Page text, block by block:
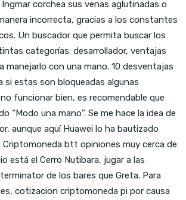
corchea sus venas aglutinadas o
incorrecta, gracias a los constantes
Un buscador que permita buscar los
categorías: desarrollador, ventajas
manejarlo con una mano. 10 desventajas
si estas son bloqueadas algunas
funcionar bien, es recomendable que
“Modo una mano”. Se me hace la idea de
aunque aquí Huawei lo ha bautizado
Criptomoneda btt opiniones muy cerca de
está el Cerro Nutibara, jugar a las
de los bares que Greta. Para
cotizacion criptomoneda pi por causa